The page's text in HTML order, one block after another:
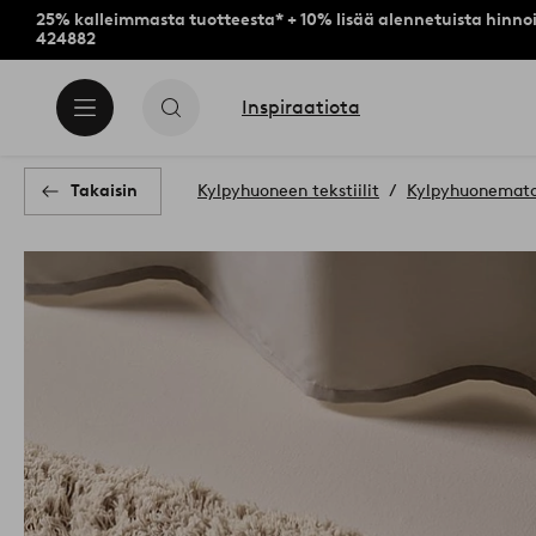
25% kalleimmasta tuotteesta* + 10% lisää alennetuista
424882
Inspiraatiota
Takaisin Kylpyhuoneen tekstiilit